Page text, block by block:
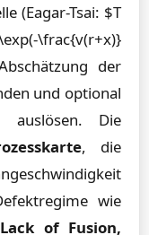
(Eagar-Tsai: $T
\frac{v(r+x)}
der
und optional
auslösen. Die
, die
wie
of Fusion,